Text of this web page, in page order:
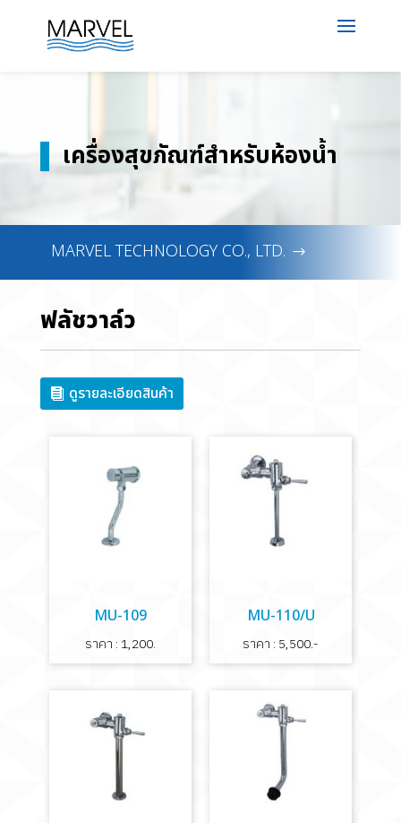
เครื่องสุขภัณฑ์สำหรับห้องน้ำ
MARVEL TECHNOLOGY CO., LTD.
ฟลัชวาล์ว
ดูรายละเอียดสินค้า
MU-109
ราคา : 1,200.
MU-110/U
ราคา : 5,500.-